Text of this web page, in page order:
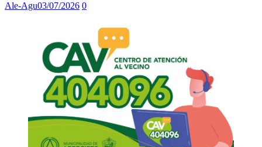
Ale-Agu03/07/2026 0